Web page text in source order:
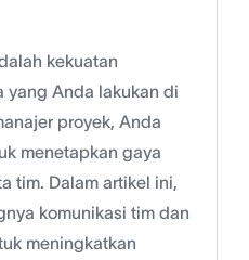
kekuatan
yang Anda lakukan di
proyek, Anda
menetapkan gaya
tim. Dalam artikel ini,
komunikasi tim dan
meningkatkan